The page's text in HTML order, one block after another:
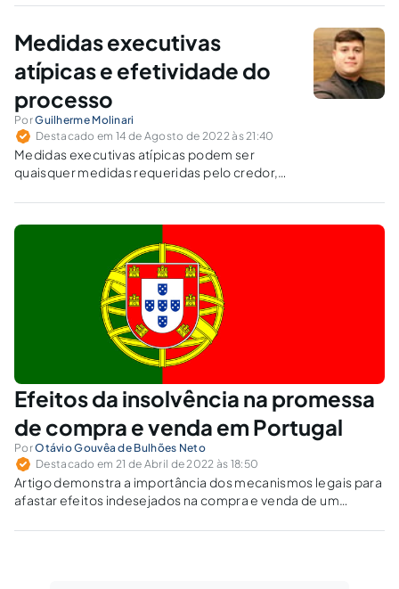
Medidas executivas
atípicas e efetividade do
processo
PorGuilherme Molinari
Destacado em 14 de Agosto de 2022 às 21:40
Medidas executivas atípicas podem ser
quaisquer medidas requeridas pelo credor,
crédito, impedimento da entrada do devedor
em certos locais, como clubes, por exemplo.
Efeitos da insolvência na promessa
de compra e venda em Portugal
PorOtávio Gouvêa de Bulhões Neto
Destacado em 21 de Abril de 2022 às 18:50
Artigo demonstra a importância dos mecanismos legais para
afastar efeitos indesejados na compra e venda de um